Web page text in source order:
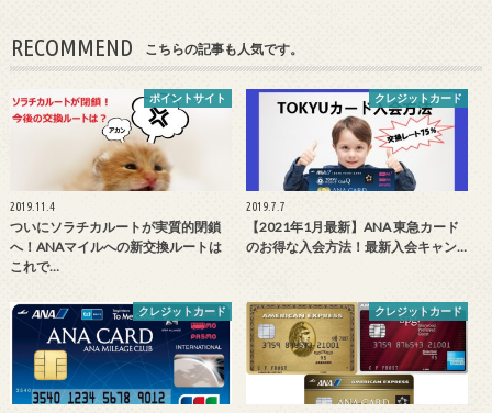
RECOMMEND こちらの記事も人気です。
ポイントサイト
2019.11.4
ついにソラチカルートが実質的閉鎖
へ！ANAマイルへの新交換ルートは
これで…
クレジットカード
2019.7.7
【2021年1月最新】ANA 東急カード
のお得な入会方法！最新入会キャン…
クレジットカード クレジットカード